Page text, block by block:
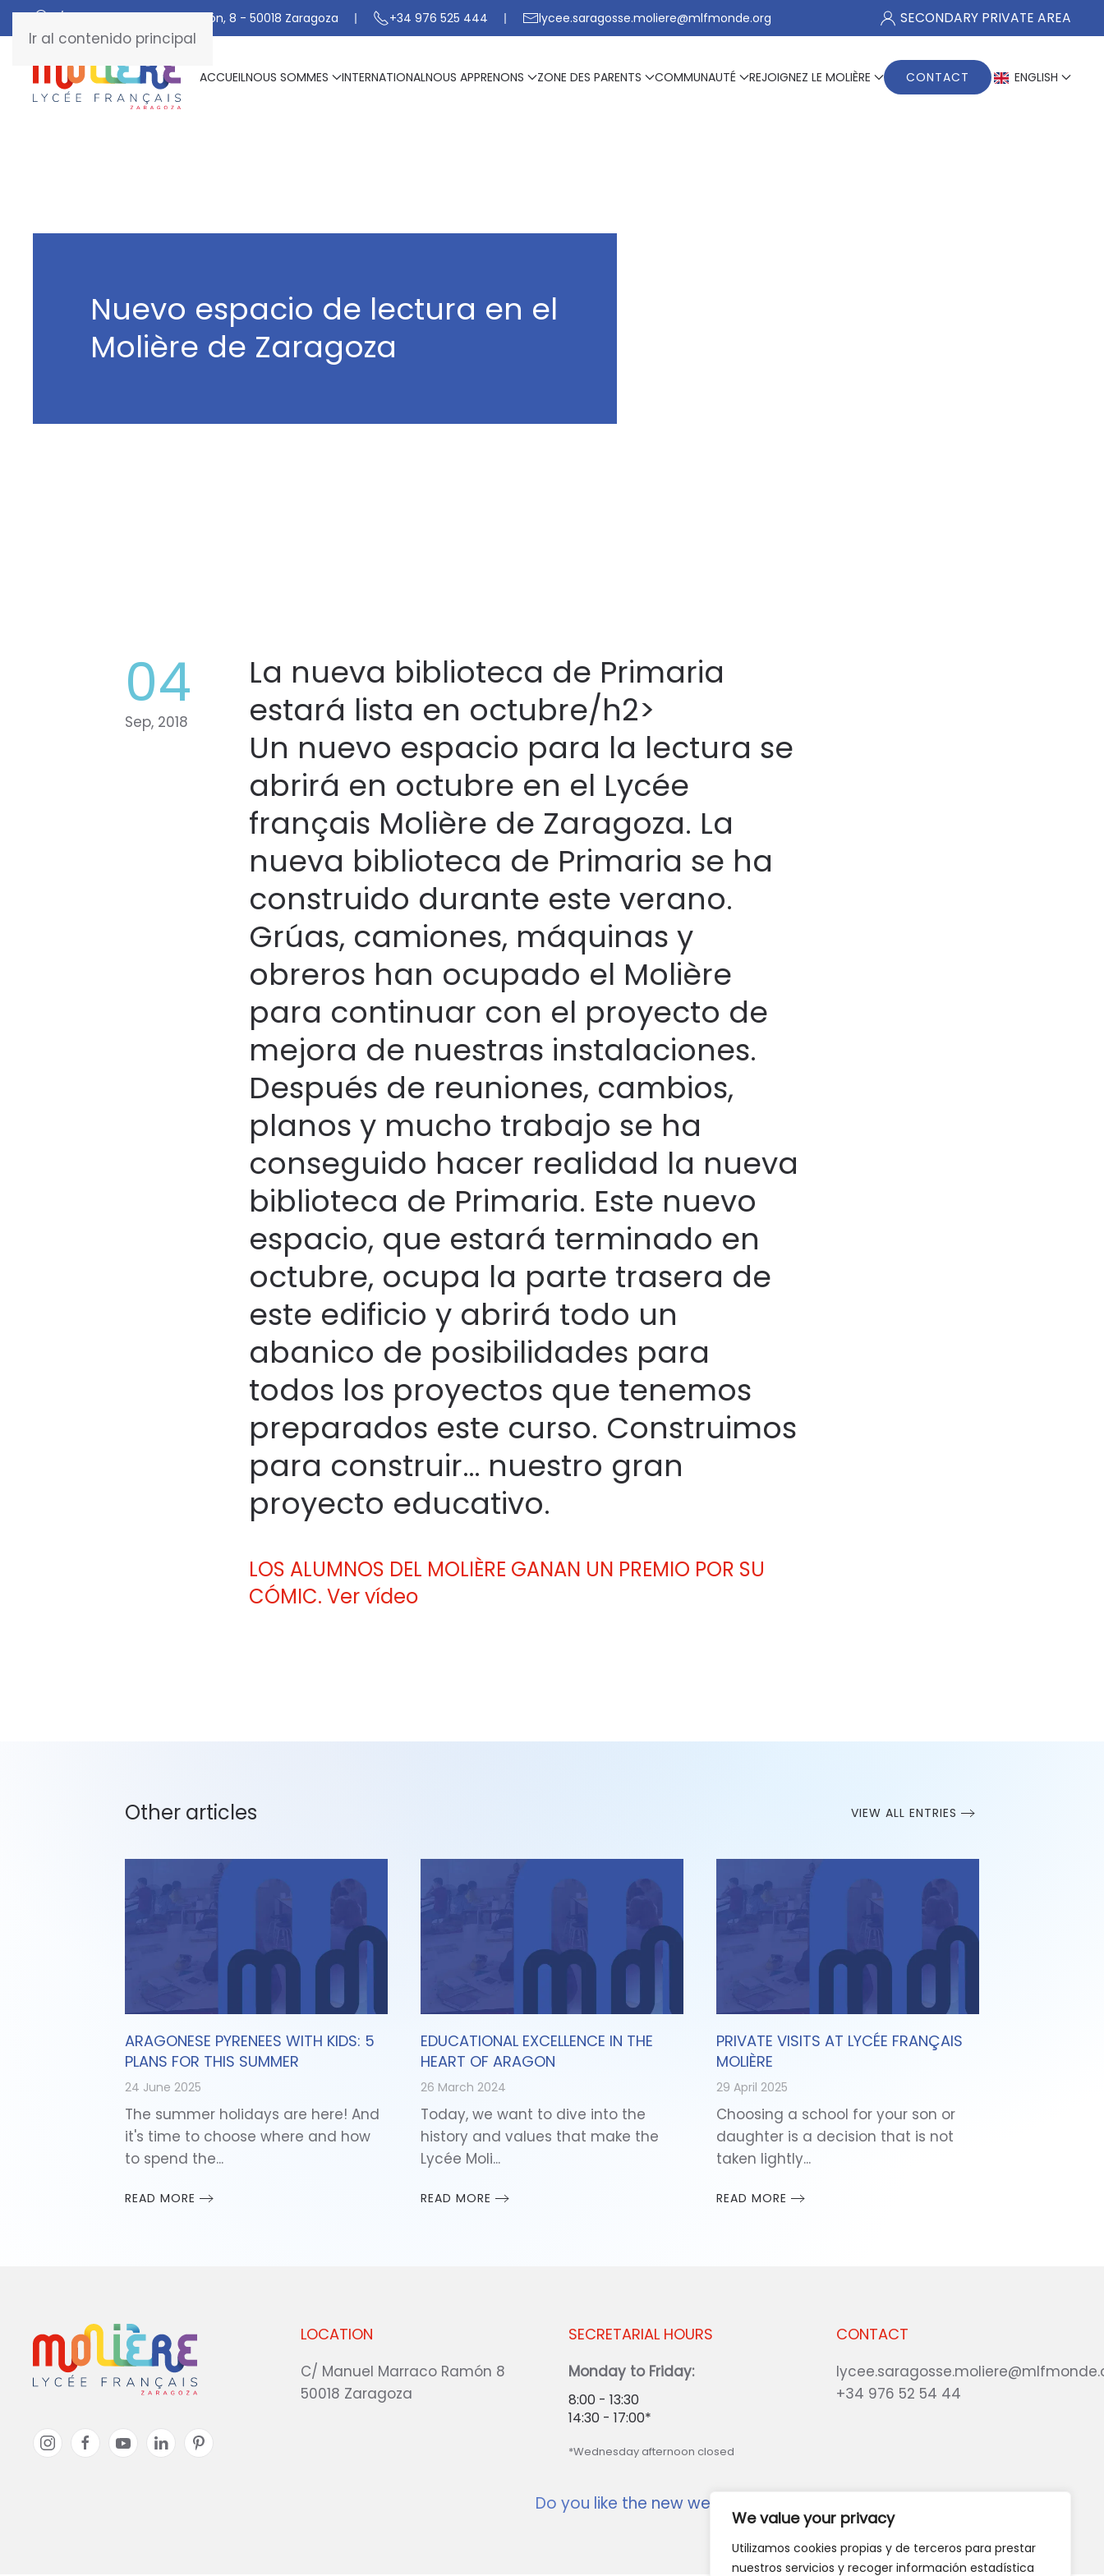
We value your privacy
Utilizamos cookies propias y de terceros para prestar
nuestros servicios y recoger información estadística
Ir al contenido principal
C/ De Manuel Marraco Ramón, 8 - 50018 Zaragoza +34 976 525 444 lycee.saragosse.moliere@mlfmonde.org SECONDARY PRIVATE AREA
ACCUEILNOUS SOMMES INTERNATIONALNOUS APPRENONS ZONE DES PARENTS COMMUNAUTÉ REJOIGNEZ LE MOLIÈRE CONTACT ENGLISH
Nuevo espacio de lectura en el
Molière de Zaragoza
04
Sep, 2018
La nueva biblioteca de Primaria
estará lista en octubre/h2>
Un nuevo espacio para la lectura se
abrirá en octubre en el Lycée
français Molière de Zaragoza. La
nueva biblioteca de Primaria se ha
construido durante este verano.
Grúas, camiones, máquinas y
obreros han ocupado el Molière
para continuar con el proyecto de
mejora de nuestras instalaciones.
Después de reuniones, cambios,
planos y mucho trabajo se ha
conseguido hacer realidad la nueva
biblioteca de Primaria. Este nuevo
espacio, que estará terminado en
octubre, ocupa la parte trasera de
este edificio y abrirá todo un
abanico de posibilidades para
todos los proyectos que tenemos
preparados este curso. Construimos
para construir… nuestro gran
proyecto educativo.
LOS ALUMNOS DEL MOLIÈRE GANAN UN PREMIO POR SU
CÓMIC. Ver vídeo
Other articles VIEW ALL ENTRIES
ARAGONESE PYRENEES WITH KIDS: 5
PLANS FOR THIS SUMMER
24 June 2025
The summer holidays are here! And
it's time to choose where and how
to spend the...
READ MORE
EDUCATIONAL EXCELLENCE IN THE
HEART OF ARAGON
26 March 2024
Today, we want to dive into the
history and values that make the
Lycée Moli...
READ MORE
PRIVATE VISITS AT LYCÉE FRANÇAIS
MOLIÈRE
29 April 2025
Choosing a school for your son or
daughter is a decision that is not
taken lightly...
READ MORE
LOCATION
C/ Manuel Marraco Ramón 8
50018 Zaragoza
CONTACT
+34 976 52 54 44
SECRETARIAL HOURS
Monday to Friday:
8:00 - 13:30
14:30 - 17:00*
*Wednesday afternoon closed
Do you like the new website?